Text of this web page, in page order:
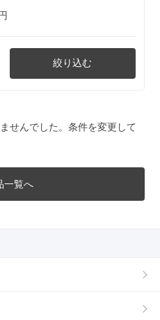
絞り込む
せんでした。条件を変更して
一覧へ